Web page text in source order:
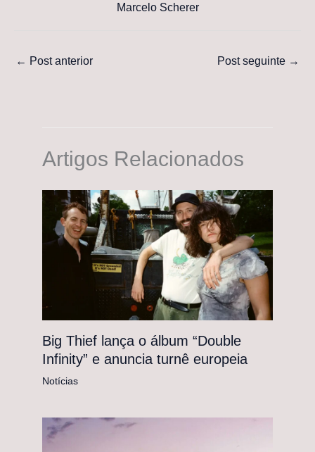
Marcelo Scherer
← Post anterior Post seguinte →
Artigos Relacionados
Big Thief lança o álbum “Double
Infinity” e anuncia turnê europeia
Notícias